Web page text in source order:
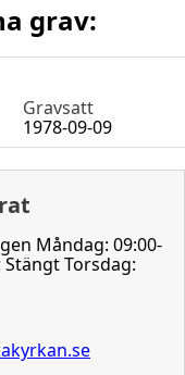
grav:
Gravsatt
1978-09-09
Måndag: 09:00-
Stängt Torsdag: